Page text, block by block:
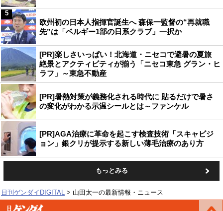
欧州初の日本人指揮官誕生へ 森保一監督の“再就職
先”は「ベルギー1部の日系クラブ」一択か
5
[PR]楽しさいっぱい！北海道・ニセコで避暑の夏旅
絶景とアクティビティが揃う「ニセコ東急 グラン・ヒ
ラフ」～東急不動産
[PR]暑熱対策が義務化される時代に 貼るだけで暑さ
の変化がわかる示温シールとは～ファンケル
[PR]AGA治療に革命を起こす検査技術「スキャビジ
ョン」銀クリが提示する新しい薄毛治療のあり方
もっとみる
日刊ゲンダイDIGITAL 山田太一の最新情報・ニュース